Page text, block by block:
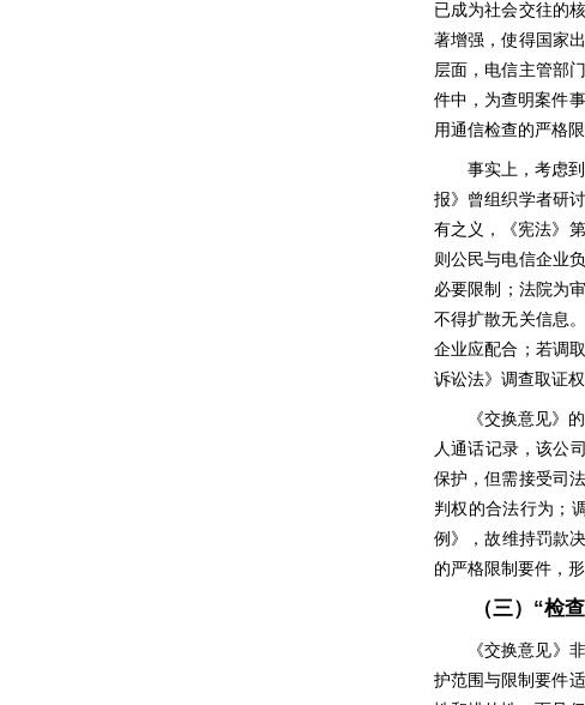
已成为社会交往的
著增强，使得国家
层面，电信主管部
件中，为查明案件
用通信检查的严格
事实上，考虑
报》曾组织学者研
有之义，《宪法》第
则公民与电信企业
必要限制；法院为
不得扩散无关信息
企业应配合；若调
诉讼法》调查取证
《交换意见》
人通话记录，该公
保护，但需接受司
判权的合法行为；
例》，故维持罚款决
的严格限制要件，
（三） “检
《交换意见》
护范围与限制要件